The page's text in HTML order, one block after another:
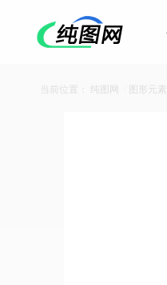
当前位置： 纯图网 图形元素